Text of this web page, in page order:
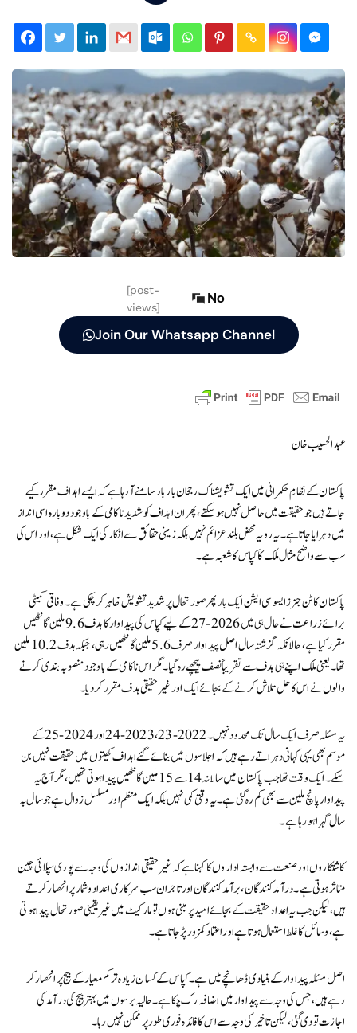
[post-
views]
No
Join Our Whatsapp Channel
عبدالحسیب خان
پاکستان کے نظامِ حکمرانی میں ایک تشویشناک رجحان بار بار سامنے آ رہا ہے کہ ایسے اہداف مقرر کیے
جاتے ہیں جو حقیقت میں حاصل نہیں ہو سکتے، پھر ان اہداف کو شدید ناکامی کے باوجود دوبارہ اسی انداز
میں دہرایا جاتا ہے۔ یہ رویہ محض بلند عزائم نہیں بلکہ زمینی حقائق سے انکار کی ایک شکل ہے، اور اس کی
سب سے واضح مثال ملک کا کپاس کا شعبہ ہے۔
پاکستان کاٹن جنرز ایسوسی ایشن ایک بار پھر صورتحال پر شدید تشویش ظاہر کر چکی ہے۔ وفاقی کمیٹی
برائے زراعت نے حال ہی میں 2026-27 کے لیے کپاس کی پیداوار کا ہدف 9.6 ملین گانٹھیں
مقرر کیا ہے، حالانکہ گزشتہ سال اصل پیداوار صرف 5.6 ملین گانٹھیں رہی، جبکہ ہدف 10.2 ملین
تھا۔ یعنی ملک اپنے ہی ہدف سے تقریباً نصف پیچھے رہ گیا۔ مگر اس ناکامی کے باوجود منصوبہ بندی کرنے
والوں نے اس کا حل تلاش کرنے کے بجائے ایک اور غیر حقیقی ہدف مقرر کر دیا۔
یہ مسئلہ صرف ایک سال تک محدود نہیں۔ 2022-23، 2023-24 اور 2024-25 کے
موسم بھی یہی کہانی دہراتے رہے ہیں کہ اجلاسوں میں بنائے گئے اہداف کھیتوں میں حقیقت نہیں بن
سکے۔ ایک وقت تھا جب پاکستان میں سالانہ 14 سے 15 ملین گانٹھیں پیدا ہوتی تھیں، مگر آج یہ
پیداوار پانچ ملین سے بھی کم رہ گئی ہے۔ یہ وقتی کمی نہیں بلکہ ایک منظم اور مسلسل زوال ہے جو سال بہ
سال گہرا ہو رہا ہے۔
کاشتکاروں اور صنعت سے وابستہ اداروں کا کہنا ہے کہ غیر حقیقی اندازوں کی وجہ سے پوری سپلائی چین
متاثر ہوتی ہے۔ درآمد کنندگان، برآمد کنندگان اور تاجران سب سرکاری اعداد و شمار پر انحصار کرتے
ہیں، لیکن جب یہ اعداد حقیقت کے بجائے امید پر مبنی ہوں تو مارکیٹ میں غیر یقینی صورتحال پیدا ہوتی
ہے، وسائل کا غلط استعمال ہوتا ہے اور اعتماد کمزور پڑ جاتا ہے۔
اصل مسئلہ پیداوار کے بنیادی ڈھانچے میں ہے۔ کپاس کے کسان زیادہ تر کم معیار کے بیج پر انحصار کر
رہے ہیں، جس کی وجہ سے پیداوار میں اضافہ رک چکا ہے۔ حالیہ برسوں میں بہتر بیج کی درآمد کی
اجازت تو دی گئی، لیکن تاخیر کی وجہ سے اس کا فائدہ فوری طور پر ممکن نہیں رہا۔